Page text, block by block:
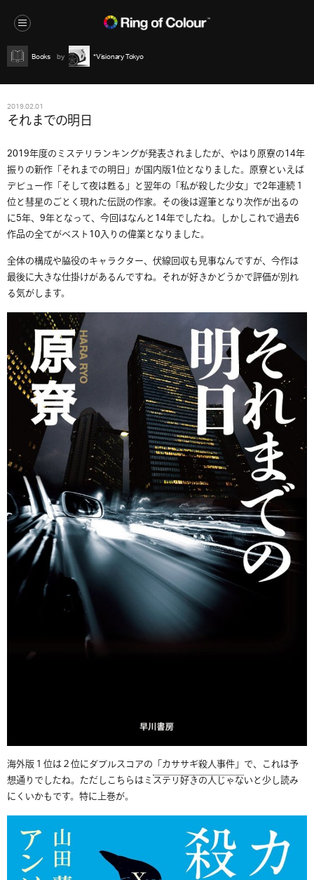
Books *Visionary Tokyo
2019.02.01
それまでの明日
2019年度のミステリランキングが発表されましたが、やはり原寮の14年
振りの新作「それまでの明日」が国内版1位となりました。原寮といえば
デビュー作「そして夜は甦る」と翌年の「私が殺した少女」で2年連続１
位と彗星のごとく現れた伝説の作家。その後は遅筆となり次作が出るの
に5年、9年となって、今回はなんと14年でしたね。しかしこれで過去6
作品の全てがベスト10入りの偉業となりました。
全体の構成や脇役のキャラクター、伏線回収も見事なんですが、今作は
最後に大きな仕掛けがあるんですね。それが好きかどうかで評価が別れ
る気がします。
海外版１位は２位にダブルスコアの 「カササギ殺人事件」 で、これは予
想通りでしたね。ただしこちらはミステリ好きの人じゃないと少し読み
にくいかもです。特に上巻が。